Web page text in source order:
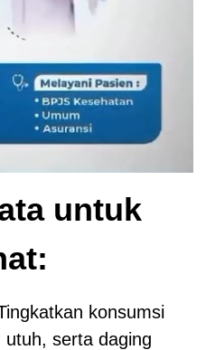
untuk
konsumsi
serta daging